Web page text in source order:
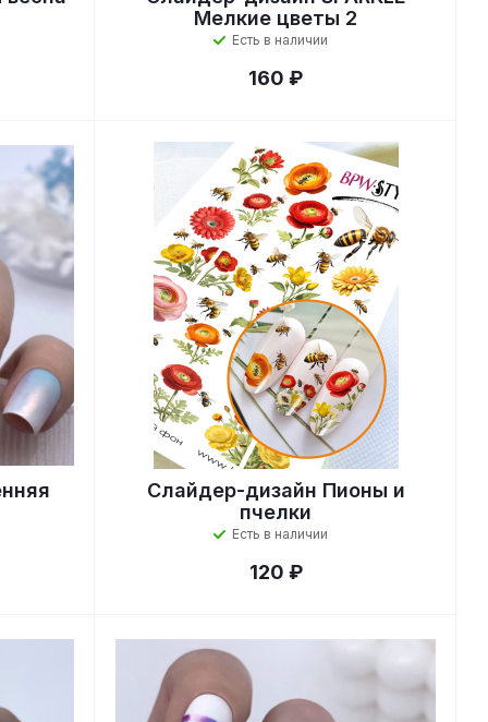
Мелкие цветы 2
Есть в наличии
160 ₽
Слайдер-дизайн Пионы и
пчелки
Есть в наличии
120 ₽